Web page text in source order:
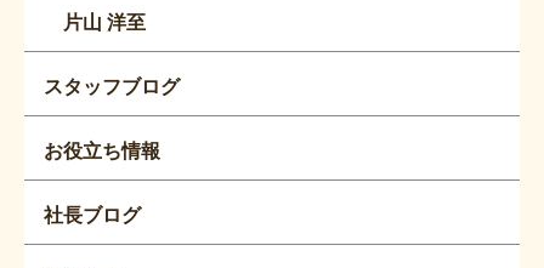
片山 洋至
スタッフブログ
お役立ち情報
社長ブログ